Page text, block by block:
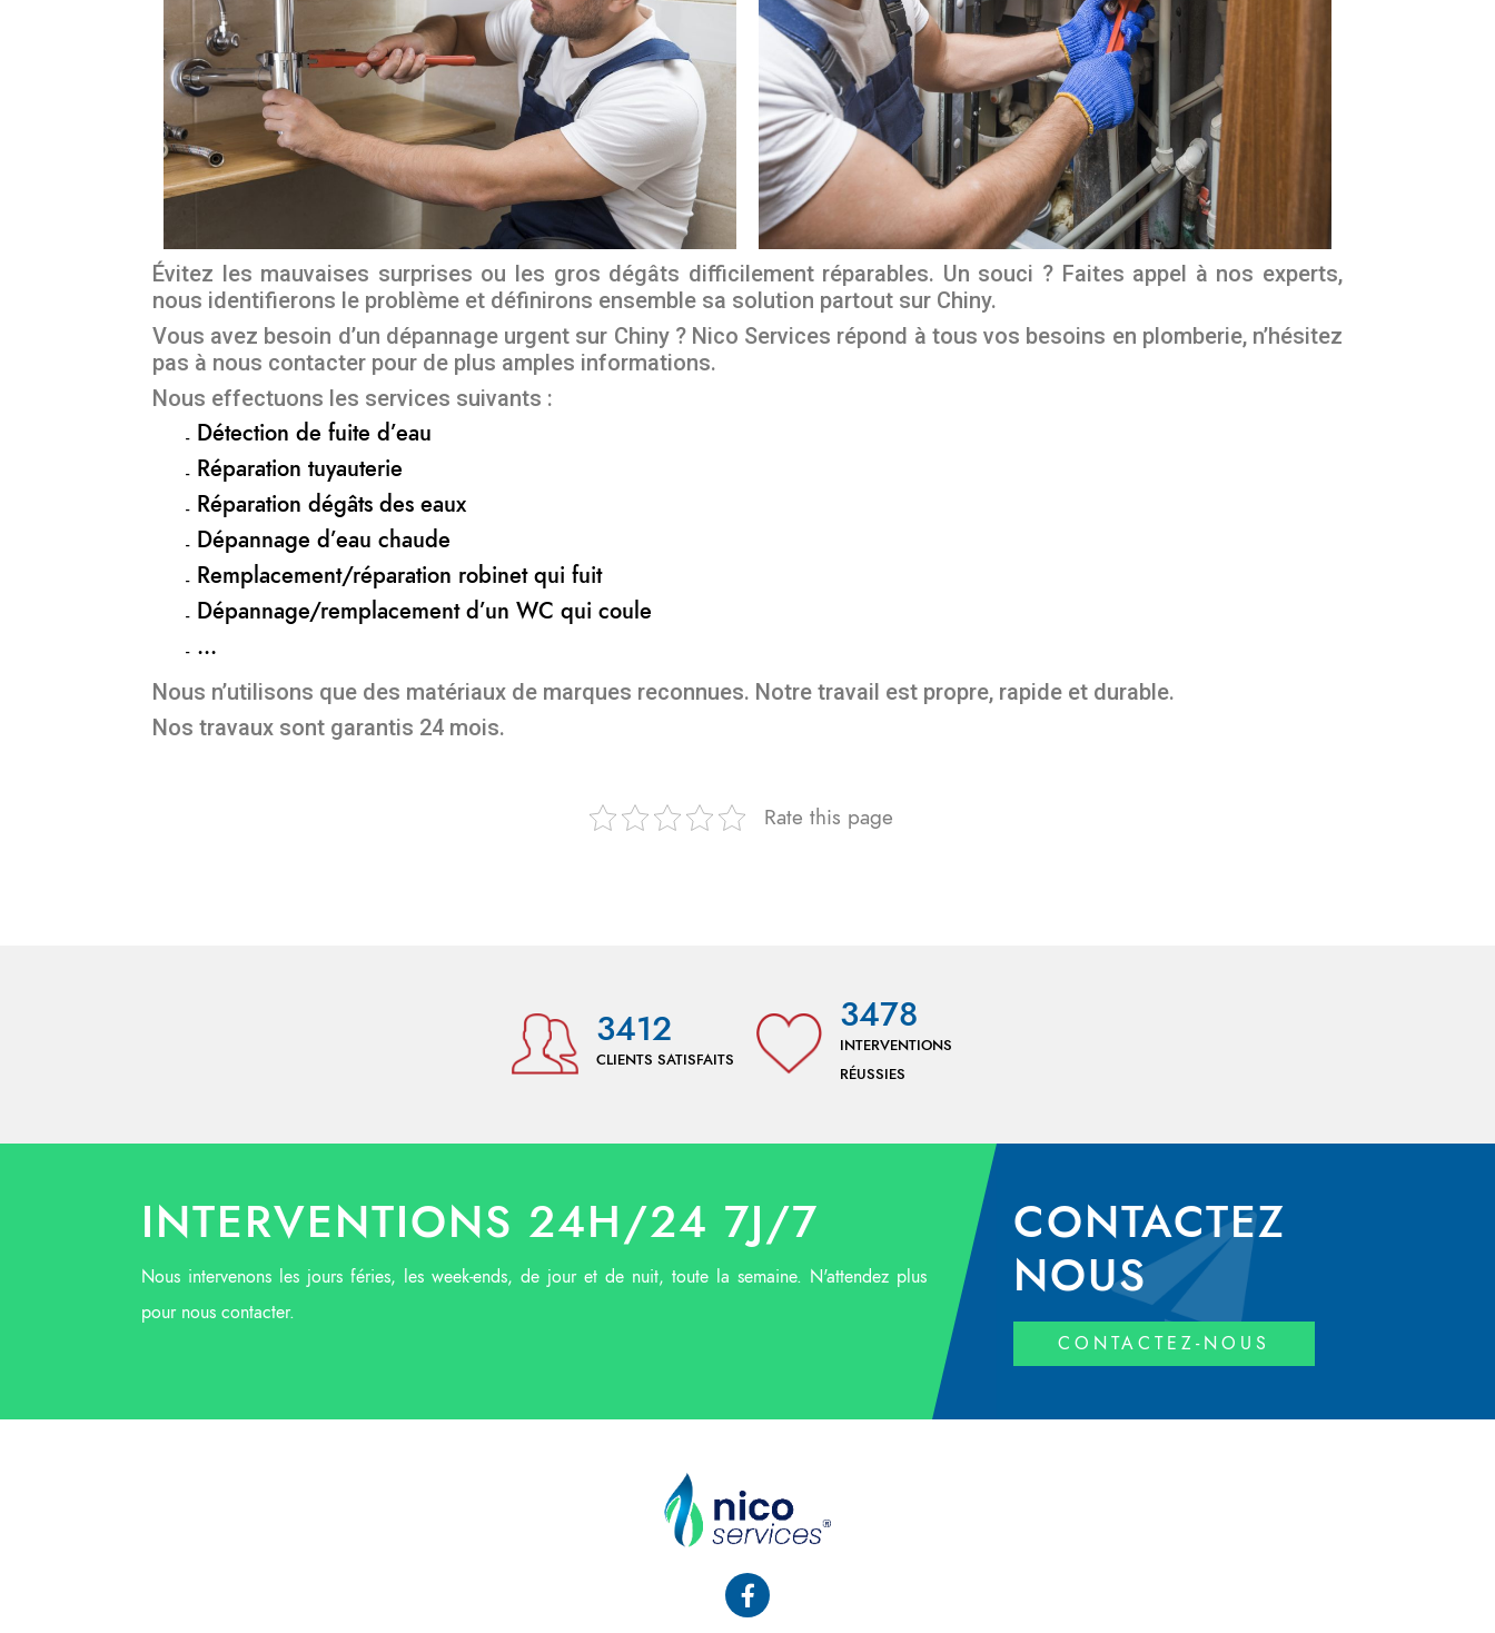
Évitez les mauvaises surprises ou les gros dégâts difficilement réparables. Un souci ? Faites appel à nos experts,
nous identifierons le problème et définirons ensemble sa solution partout sur Chiny.
Vous avez besoin d’un dépannage urgent sur Chiny ? Nico Services répond à tous vos besoins en plomberie, n’hésitez
pas à nous contacter pour de plus amples informations.
Nous effectuons les services suivants :
Détection de fuite d’eau
Réparation tuyauterie
Réparation dégâts des eaux
Dépannage d’eau chaude
Remplacement/réparation robinet qui fuit
Dépannage/remplacement d’un WC qui coule
…
Nous n’utilisons que des matériaux de marques reconnues. Notre travail est propre, rapide et durable.
Nos travaux sont garantis 24 mois.
Rate this page
3412
CLIENTS SATISFAITS
3478
INTERVENTIONS
RÉUSSIES
INTERVENTIONS 24H/24 7J/7
Nous intervenons les jours féries, les week-ends, de jour et de nuit, toute la semaine. N'attendez plus
pour nous contacter.
CONTACTEZ
NOUS
CONTACTEZ-NOUS